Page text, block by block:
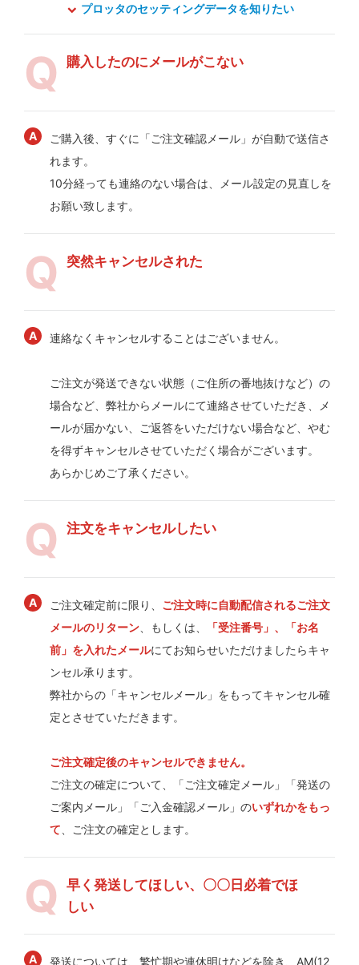
プロッタのセッティングデータを知りたい
購入したのにメールがこない
ご購入後、すぐに「ご注文確認メール」が自動で送信さ
れます。
10分経っても連絡のない場合は、メール設定の見直しを
お願い致します。
突然キャンセルされた
連絡なくキャンセルすることはございません。
ご注文が発送できない状態（ご住所の番地抜けなど）の
場合など、弊社からメールにて連絡させていただき、メ
ールが届かない、ご返答をいただけない場合など、やむ
を得ずキャンセルさせていただく場合がございます。
あらかじめご了承ください。
注文をキャンセルしたい
ご注文確定前に限り、 ご注文時に自動配信されるご注文
メールのリターン 、もしくは、
「受注番号」、「お名
前」を入れたメールにてお知らせいただけましたらキャ
ンセル承ります。
弊社からの「キャンセルメール」をもってキャンセル確
定とさせていただきます。
ご注文確定後のキャンセルできません。
ご注文の確定について、「ご注文確定メール」「発送の
ご案内メール」「ご入金確認メール」のいずれかをもっ
て 、ご注文の確定とします。
早く発送してほしい、〇〇日必着でほ
しい
発送については、繁忙期や連休明けなどを除き、AM(12